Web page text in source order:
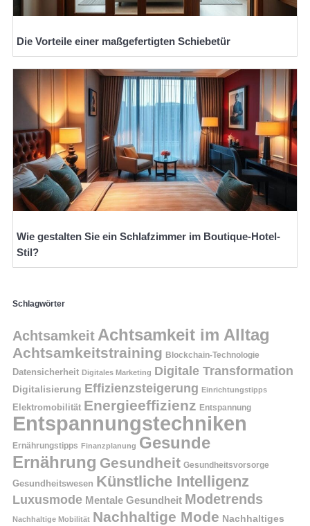
Die Vorteile einer maßgefertigten Schiebetür
Wie gestalten Sie ein Schlafzimmer im Boutique-Hotel-
Stil?
Schlagwörter
Achtsamkeit Achtsamkeit im Alltag
Achtsamkeitstraining Blockchain-Technologie
Datensicherheit Digitales Marketing Digitale Transformation
Digitalisierung Effizienzsteigerung Einrichtungstipps
Elektromobilität Energieeffizienz Entspannung
Entspannungstechniken
Ernährungstipps Finanzplanung Gesunde
Ernährung Gesundheit Gesundheitsvorsorge
Gesundheitswesen Künstliche Intelligenz
Luxusmode Mentale Gesundheit Modetrends
Nachhaltige Mobilität Nachhaltige Mode Nachhaltiges